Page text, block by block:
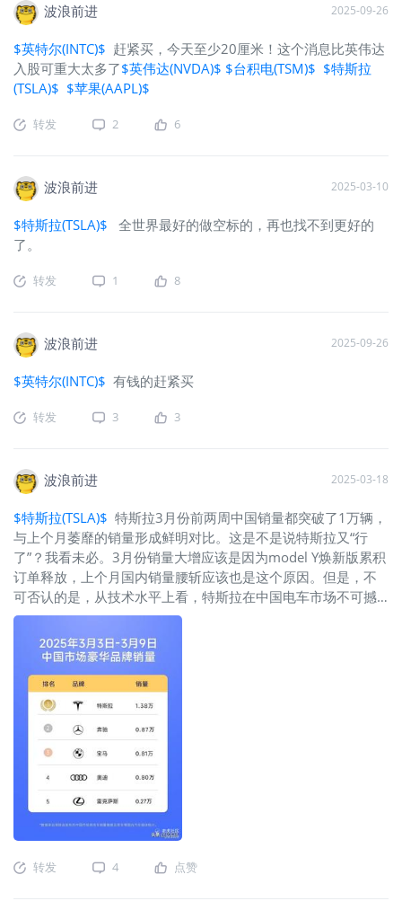
波浪前进 2025-09-26
$英特尔(INTC)$ 赶紧买，今天至少20厘米！这个消息比英伟达
入股可重大太多了$英伟达(NVDA)$ $台积电(TSM)$ $特斯拉
(TSLA)$ $苹果(AAPL)$
转发 2 6
波浪前进 2025-03-10
$特斯拉(TSLA)$
全世界最好的做空标的，再也找不到更好的
了。
转发 1 8
波浪前进 2025-09-26
$英特尔(INTC)$ 有钱的赶紧买
转发 3 3
波浪前进 2025-03-18
$特斯拉(TSLA)$ 特斯拉3月份前两周中国销量都突破了1万辆，
与上个月萎靡的销量形成鲜明对比。这是不是说特斯拉又“行
了”？我看未必。3月份销量大增应该是因为model Y焕新版累积
订单释放，上个月国内销量腰斩应该也是这个原因。但是，不
可否认的是，从技术水平上看，特斯拉在中国电车市场不可撼
动的地位已经失去，市场份额缩小是不可逆转的趋势，现在特
斯拉官网订购model Y 也只需要等待2-4周，这还是累积订单释
放的状态一旦累积订单消耗掉就现形了。同时，因为马斯克的
原因，在欧美市场销量遭遇暴跌将是不可逆转的趋势，总体上
看，特斯拉全年销售任务不可能完成，而且会打较大折扣。
转发 4 点赞